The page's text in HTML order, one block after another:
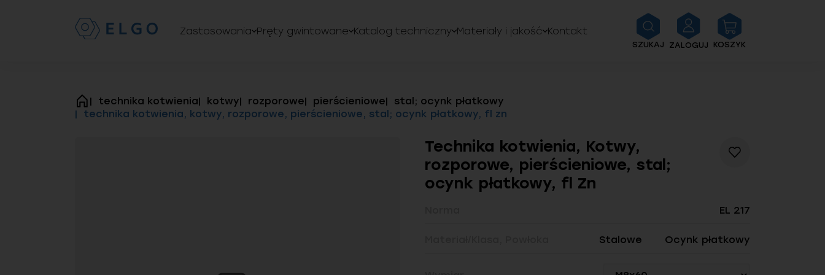
Zastosowania Pręty gwintowane Katalog techniczny Materiały i jakość Kontakt
SZUKAJ ZALOGUJ KOSZYK
strona
główna
technika kotwienia kotwy rozporowe pierścieniowe
stal; ocynk płatkowy
technika kotwienia, kotwy, rozporowe, pierścieniowe, stal; ocynk płatkowy, fl zn
Technika kotwienia, Kotwy,
rozporowe, pierścieniowe, stal;
ocynk płatkowy, fl Zn
EL 217
Stalowe Ocynk płatkowy
Dodaj